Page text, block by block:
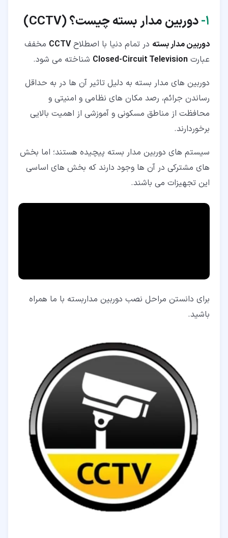
۱‏- دوربین مدار بسته چیست؟(
CCTV)
دوربین مدار بسته در تمام دنیا با اصطلاحCCTV مخفف
عبارت Closed-Circuit Television شناخته می شود.
دوربین های مدار بسته به دلیل تاثیر آن ها در به حداقل
رساندن جرائم، رصد مکان های نظامی و امنیتی و
محافظت از مناطق مسکونی و آموزشی از اهمیت بالایی
برخوردارند.
سیستم های دوربین مدار بسته پیچیده هستند؛ اما بخش
های مشترکی در آن ها وجود دارند که بخش های اساسی
این تجهیزات می باشند.
برای دانستن مراحل نصب دوربین مداربسته با ما همراه
باشید.